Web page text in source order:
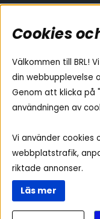
Områden
Billjud
Hemmaljud
Medarbetare
Vad passar i
Yamaha
Ljud till A-
Ljud till båten
Ljud till lastbil
Ljus till A-
Visselblåsning
Cookies
Välkommen till BRL!
din webbupplevelse
Genom att klicka på
användningen av
Vi använder cookies
webbplatstrafik,
riktade annonser.
Läs mer